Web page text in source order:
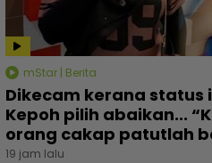
mStar | Berita
Dikecam kerana status
Kepoh pilih abaikan...
orang cakap patutlah
19 jam lalu